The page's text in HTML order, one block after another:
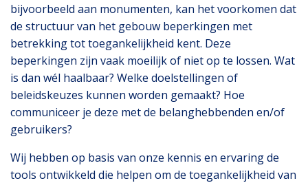
bijvoorbeeld aan monumenten, kan het voorkomen dat
de structuur van het gebouw beperkingen met
betrekking tot toegankelijkheid kent. Deze
beperkingen zijn vaak moeilijk of niet op te lossen. Wat
is dan wél haalbaar? Welke doelstellingen of
beleidskeuzes kunnen worden gemaakt? Hoe
communiceer je deze met de belanghebbenden en/of
gebruikers?
Wij hebben op basis van onze kennis en ervaring de
tools ontwikkeld die helpen om de toegankelijkheid van